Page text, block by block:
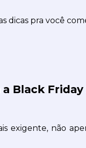
dicas pra você
Black Friday
exigente, não